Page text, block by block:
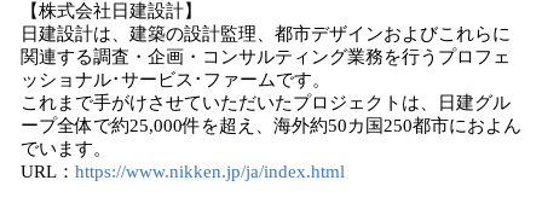
【株式会社日建設計】
日建設計は、建築の設計監理、都市デザインおよびこれらに
関連する調査・企画・コンサルティング業務を行うプロフェ
ッショナル･サービス･ファームです。
これまで手がけさせていただいたプロジェクトは、日建グル
ープ全体で約25,000件を超え、海外約50カ国250都市におよん
でいます。
URL： https://www.nikken.jp/ja/index.html